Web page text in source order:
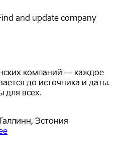
and update company
компаний — каждое
до источника и даты.
для всех.
Эстония